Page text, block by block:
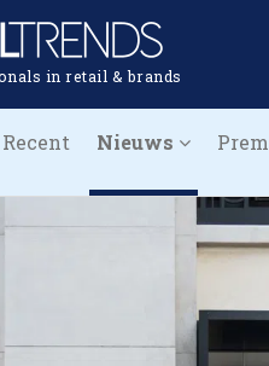
in retail & brands
Recent Nieuws